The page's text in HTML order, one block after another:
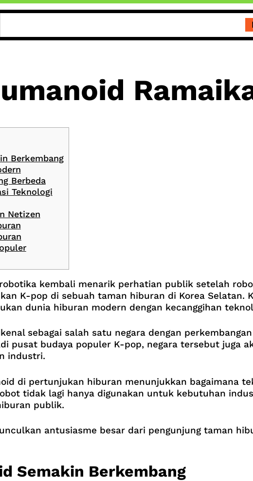
Berkembang
Berbeda
Teknologi
Netizen
kembali menarik perhatian publik setelah
K-pop di sebuah taman hiburan di Korea Selatan.
dunia hiburan modern dengan kecanggihan
sebagai salah satu negara dengan
pusat budaya populer K-pop, negara tersebut juga
industri.
di pertunjukan hiburan menunjukkan bagaimana
tidak lagi hanya digunakan untuk kebutuhan
publik.
antusiasme besar dari pengunjung taman
Semakin Berkembang